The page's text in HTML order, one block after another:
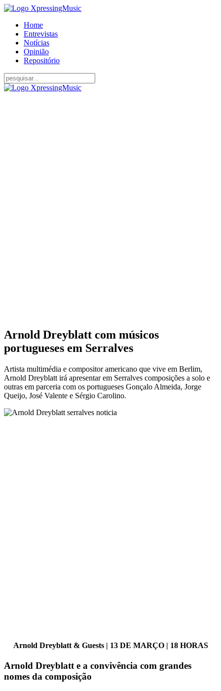
Home
Entrevistas
Notícias
Opinião
Repositório
Arnold Dreyblatt com músicos
portugueses em Serralves
Artista multimédia e compositor americano que vive em Berlim,
Arnold Dreyblatt irá apresentar em Serralves composições a solo e
outras em parceria com os portugueses Gonçalo Almeida, Jorge
Queijo, José Valente e Sérgio Carolino.
Arnold Dreyblatt & Guests | 13 DE MARÇO | 18 HORAS
Arnold Dreyblatt e a convivência com grandes
nomes da composição